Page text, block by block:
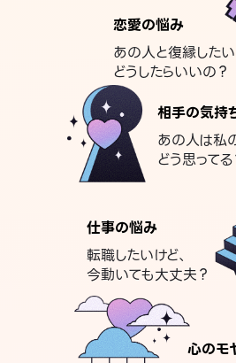
恋愛の悩み
あの人と復縁した
どうしたらいいの？
相手の気持
あの人は私
どう思ってる
仕事の悩み
転職したいけど、
今動いても大丈夫？
心のモ